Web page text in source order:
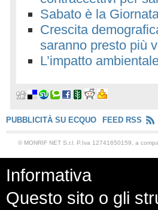
Sabato è la
Crescita
saranno presto più
L’impatto
PUBBLICITÀ SU ECQUO FEED RSS
© MONRIF NET S.r.l. P.Iva 12741650159, a
Informativa
Questo sito o gli